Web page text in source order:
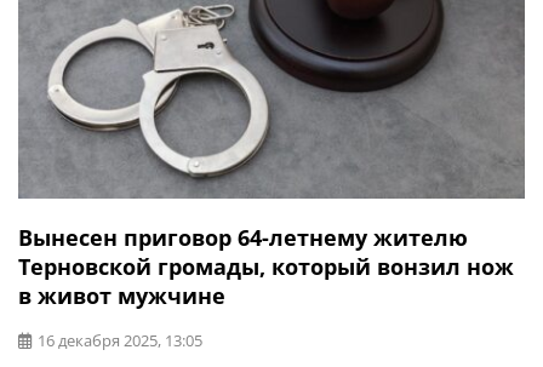
Вынесен приговор 64-летнему жителю
Терновской громады, который вонзил нож
в живот мужчине
16 декабря 2025, 13:05